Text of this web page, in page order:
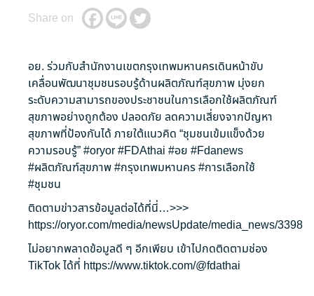
Share on
อย. ร่วมกับสำนักงานเขตกรุงเทพมหานครเดินหน้าขับ
เคลื่อนพัฒนาชุมชนรอบรู้ด้านผลิตภัณฑ์สุขภาพ มุ่งยก
ระดับความสามารถของประชาชนในการเลือกใช้ผลิตภัณฑ์
สุขภาพอย่างถูกต้อง ปลอดภัย ลดความเสี่ยงจากปัญหา
สุขภาพที่ป้องกันได้ ภายใต้แนวคิด “ชุมชนเข้มแข็งด้วย
ความรอบรู้”#oryor#FDAthai #อย #Fdanews
#ผลิตภัณฑ์สุขภาพ#กรุงเทพมหานคร#การเลือกใช้
#ชุมชน
ติดตามข่าวสารข้อมูลต่อได้ที่นี่…>>>
https://oryor.com/media/newsUpdate/media_news/3398
ไม่อยากพลาดข้อมูลดี ๆ อีกเพียบ เข้าไปกดติดตามช่อง
TikTok ได้ที่ https://www.tiktok.com/@fdathai